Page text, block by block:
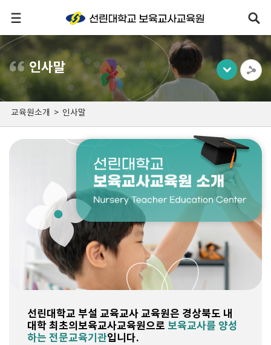
인사말
교육원소개 > 인사말
선린대학교 부설 교육교사 교육원은 경상북도 내
대학 최초의 보육교사교육원으로 보육교사를 양성
하는 전문교육기관입니다.